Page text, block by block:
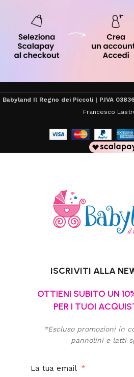
Babyland Il Regno dei Piccoli | P.IVA
Francesco
ISCRIVITI ALLA
OTTIENI SUBITO UN
PER I TUOI
*Escluso promozioni in
pannolini e latti
La tua email